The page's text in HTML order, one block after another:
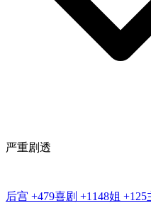
严重剧透
后宫 +479喜剧 +1148姐 +125